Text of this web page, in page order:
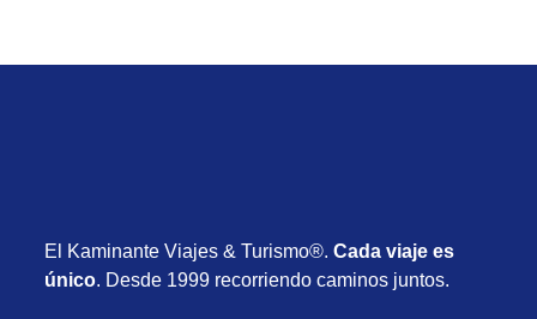
El Kaminante Viajes & Turismo®.Cada viaje es
único. Desde 1999 recorriendo caminos juntos.